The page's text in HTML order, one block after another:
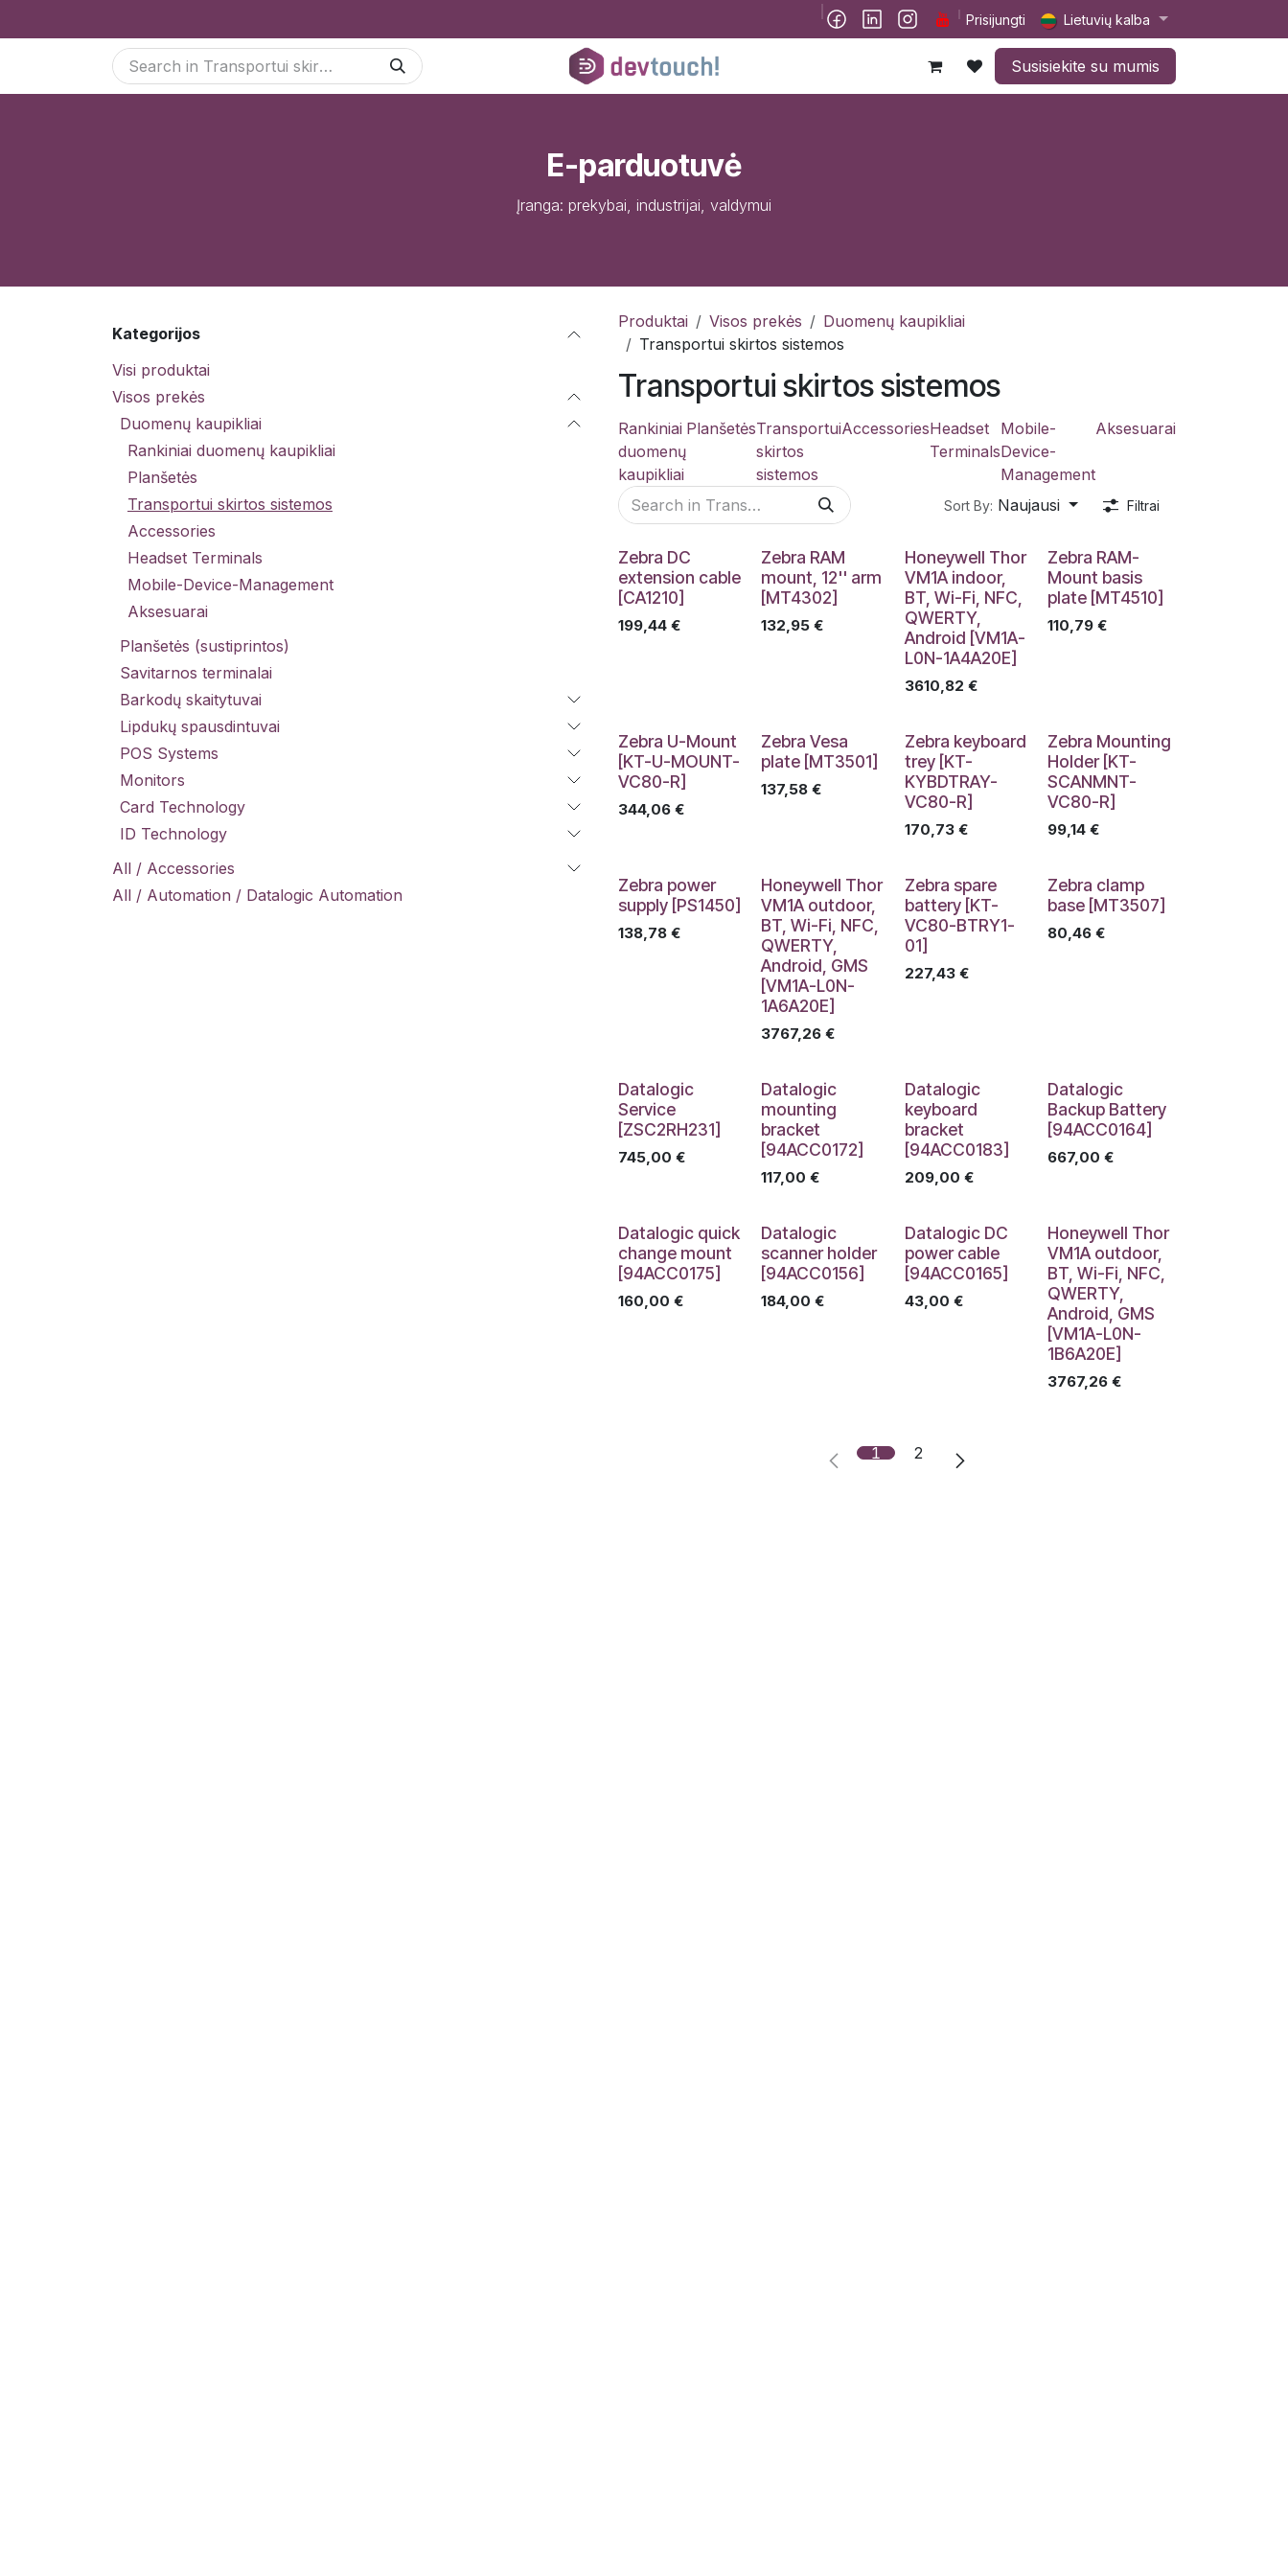
Kursai Help Darbai Susisiekite su mumis
Prisijungti Lietuvių kalba
Susisiekite su mumis
E-parduotuvė
Įranga: prekybai, industrijai, valdymui
Kategorijos
Visi produktai
Visos prekės
Duomenų kaupikliai
Rankiniai duomenų kaupikliai
Planšetės
Transportui skirtos sistemos
Accessories
Headset Terminals
Mobile-Device-Management
Aksesuarai
Planšetės (sustiprintos)
Savitarnos terminalai
Barkodų skaitytuvai
Lipdukų spausdintuvai
POS Systems
Monitors
Card Technology
ID Technology
All / Accessories
All / Automation / Datalogic Automation
Produktai Visos prekės
Duomenų kaupikliai
Transportui skirtos sistemos
Transportui skirtos sistemos
Rankiniai
duomenų
kaupikliai
PlanšetėsTransportui
skirtos
sistemos
AccessoriesHeadset
Terminals
Mobile-
Device-
Management
Aksesuarai
Sort By: Naujausi Filtrai
Zebra DC
extension cable
[CA1210]
199,44 €
Zebra RAM
mount, 12'' arm
[MT4302]
132,95 €
Honeywell Thor
VM1A indoor,
BT, Wi-Fi, NFC,
QWERTY,
Android [VM1A-
L0N-1A4A20E]
3610,82 €
Zebra RAM-
Mount basis
plate [MT4510]
110,79 €
Zebra U-Mount
[KT-U-MOUNT-
VC80-R]
344,06 €
Zebra Vesa
plate [MT3501]
137,58 €
Zebra keyboard
trey [KT-
KYBDTRAY-
VC80-R]
170,73€
Zebra Mounting
Holder [KT-
SCANMNT-
VC80-R]
99,14 €
Zebra power
supply [PS1450]
138,78 €
Honeywell Thor
VM1A outdoor,
BT, Wi-Fi, NFC,
QWERTY,
Android, GMS
[VM1A-L0N-
1A6A20E]
3767,26 €
Zebra spare
battery [KT-
VC80-BTRY1-
01]
227,43€
Zebra clamp
base [MT3507]
80,46 €
Datalogic
Service
[ZSC2RH231]
745,00 €
Datalogic
mounting
bracket
[94ACC0172]
117,00 €
Datalogic
keyboard
bracket
[94ACC0183]
209,00 €
Datalogic
Backup Battery
[94ACC0164]
667,00 €
Datalogic quick
change mount
[94ACC0175]
160,00 €
Datalogic
scanner holder
[94ACC0156]
184,00 €
Datalogic DC
power cable
[94ACC0165]
43,00 €
Honeywell Thor
VM1A outdoor,
BT, Wi-Fi, NFC,
QWERTY,
Android, GMS
[VM1A-L0N-
1B6A20E]
3767,26 €
1 2